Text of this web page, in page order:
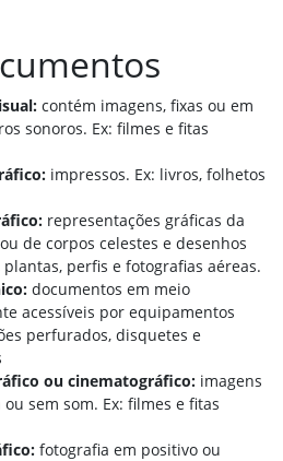
contém imagens, fixas ou em
sonoros. Ex: filmes e fitas
impressos. Ex: livros, folhetos
representações gráficas da
de corpos celestes e desenhos
plantas, perfis e fotografias aéreas.
documentos em meio
acessíveis por equipamentos
perfurados, disquetes e
ou cinematográfico: imagens
sem som. Ex: filmes e fitas
fotografia em positivo ou